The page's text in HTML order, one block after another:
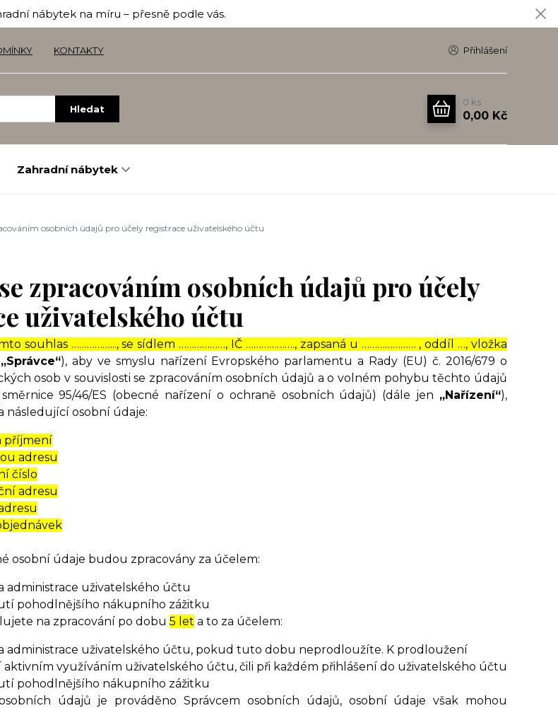
nábytek na míru – přesně podle vás.
KONTAKTY Přihlášení
Hledat
0 ks
0,00 Kč
Zahradní nábytek
osobních údajů pro účely registrace uživatelského účtu
zpracováním osobních údajů pro účely
uživatelského účtu
souhlas ……………..., se sídlem ………………, IČ ………………., zapsaná u ………………… , oddíl …, vložka
„Správce“), aby ve smyslu nařízení Evropského parlamentu a Rady (EU) č. 2016/679 o
osob v souvislosti se zpracováním osobních údajů a o volném pohybu těchto údajů
95/46/ES (obecné nařízení o ochraně osobních údajů) (dále jen „Nařízení“),
následující osobní údaje:
příjmení
adresu
číslo
adresu
osobní údaje budou zpracovány za účelem:
administrace uživatelského účtu
pohodlnějšího nákupního zážitku
na zpracování po dobu 5 let a to za účelem:
administrace uživatelského účtu, pokud tuto dobu neprodloužíte. K prodloužení
aktivním využíváním uživatelského účtu, čili při každém přihlášení do uživatelského účtu
pohodlnějšího nákupního zážitku
údajů je prováděno Správcem osobních údajů, osobní údaje však mohou